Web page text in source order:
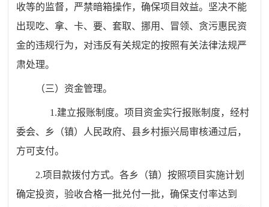
收等的监督，严禁暗箱操作，确保项目效益。坚决不能
出现吃、拿、卡、要、套取、挪用、冒领、贪污惠民资
金的违规行为，对违反有关规定的按照有关法律法规严
肃处理。
（三）资金管理。
1.建立报账制度。项目资金实行报账制度，经村
委会、乡（镇）人民政府、县乡村振兴局审核通过后，
方可支付。
2.项目款拨付方式。各乡（镇）按照项目实施计划
确定投资，验收合格一批兑付一批，确保支付率达到